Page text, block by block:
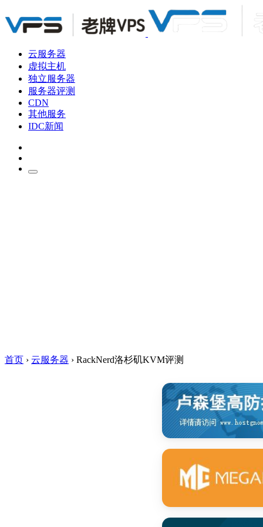
云服务器
虚拟主机
独立服务器
服务器评测
CDN
其他服务
IDC新闻
首页 › 云服务器 › RackNerd洛杉矶KVM评测